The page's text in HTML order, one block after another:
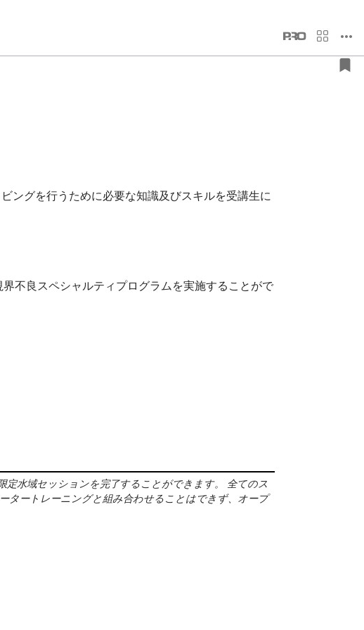
ングを行うために必要な知識及びスキルを受講生に
不良スペシャルティプログラムを実施することがで
水域セッションを完了することができます。
全てのス
タートレーニングと組み合わせることはできず、オープ